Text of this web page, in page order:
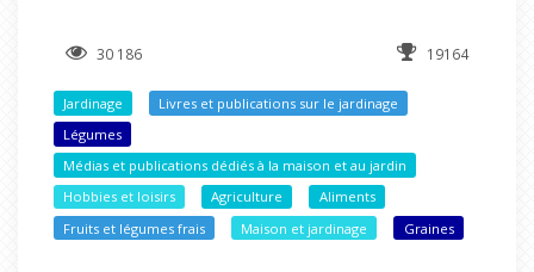
30 186 19164
Jardinage
Livres et publications sur le jardinage
Légumes
Médias et publications dédiés à la maison et au jardin
Hobbies et loisirs
Agriculture
Aliments
Fruits et légumes frais
Maison et jardinage Graines